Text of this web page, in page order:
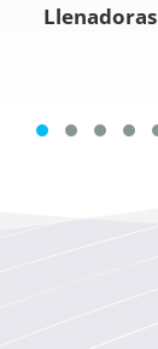
Llenadoras